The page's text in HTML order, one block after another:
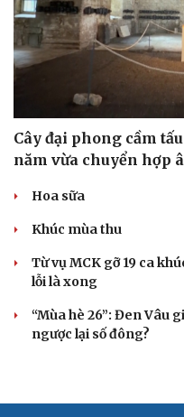
Cây đại phong cầm
năm vừa chuyển hợp
Hoa sữa
Khúc mùa thu
Từ vụ MCK gỡ 19 ca
lỗi là xong
“Mùa hè 26”: Đen Vâu
ngược lại số đông?